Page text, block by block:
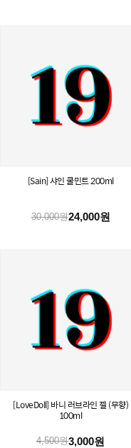
[Sain] 샤인 쿨민트 200ml
30,000원24,000원
[LoveDoll] 바니 러브라인 젤 (무향)
100ml
4,500원3,000원